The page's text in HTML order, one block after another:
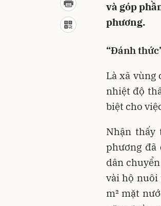
và góp
phương.
“Đánh
Là xã vùng
nhiệt độ
biệt cho
Nhận thấy
phương đã
dân
vài hộ nuôi
m² mặt